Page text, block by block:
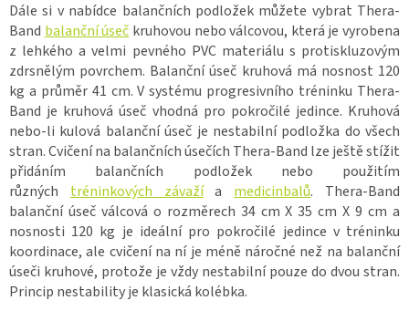
Dále si v nabídce balančních podložek můžete vybrat Thera-
Bandbalanční úsečkruhovou nebo válcovou, která je vyrobena
z lehkého a velmi pevného PVC materiálu s protiskluzovým
zdrsnělým povrchem. Balanční úseč kruhová má nosnost 120
kg a průměr 41 cm. V systému progresivního tréninku Thera-
Band je kruhová úseč vhodná pro pokročilé jedince. Kruhová
nebo-li kulová balanční úseč je nestabilní podložka do všech
stran. Cvičení na balančních úsečích Thera-Band lze ještě stížit
přidáním balančních podložek nebo použitím
různýchtréninkových závažíamedicinbalů. Thera-Band
balanční úseč válcová o rozměrech 34 cm X 35 cm X 9 cm a
nosnosti 120 kg je ideální pro pokročilé jedince v tréninku
koordinace, ale cvičení na ní je méně náročné než na balanční
úseči kruhové, protože je vždy nestabilní pouze do dvou stran.
Princip nestability je klasická kolébka.